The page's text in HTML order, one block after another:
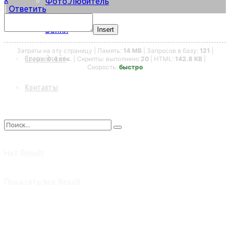
Байки
Старый сайт
Контакты
Ответить
Insert
Затраты на эту страницу | Память: 14 MB | Запросов в базу: 121
Время:0.4 сек. | Скрипты: выполнено 20| HTML: 142.8 KB
Скорость: быстро